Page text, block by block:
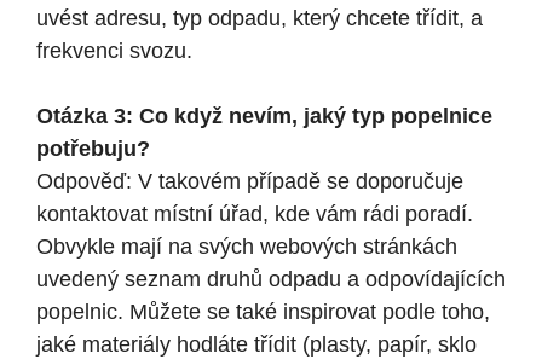
uvést adresu, typ odpadu, který chcete třídit, a
frekvenci svozu.
Otázka 3: Co když nevím, jaký typ popelnice
potřebuju?
Odpověď: V takovém případě se doporučuje
kontaktovat místní úřad, kde vám rádi poradí.
Obvykle mají na svých webových stránkách
uvedený seznam druhů odpadu a odpovídajících
popelnic. Můžete se také inspirovat podle toho,
jaké materiály hodláte třídit (plasty, papír, sklo